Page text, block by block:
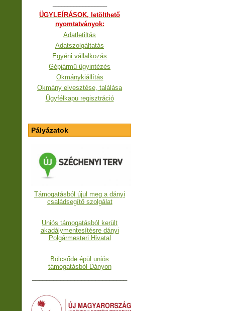
ÜGYLEÍRÁSOK, letölthető
nyomtatványok:
Adatletiltás
Adatszolgáltatás
Egyéni vállalkozás
Gépjármű ügyintézés
Okmánykiállítás
Okmány elvesztése, találása
Ügyfélkapu regisztráció
Pályázatok
Támogatásból újul meg a dányi
családsegítő szolgálat
Uniós támogatásból került
akadálymentesítésre dányi
Polgármesteri Hivatal
Bölcsőde épül uniós
támogatásból Dányon